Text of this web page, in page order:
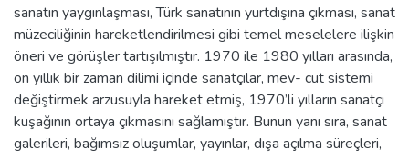
sanatın yaygınlaşması, Türk sanatının yurtdışına çıkması, sanat
müzeciliğinin hareketlendirilmesi gibi temel meselelere ilişkin
öneri ve görüşler tartışılmıştır. 1970 ile 1980 yılları arasında,
on yıllık bir zaman dilimi içinde sanatçılar, mev- cut sistemi
değiştirmek arzusuyla hareket etmiş, 1970’li yılların sanatçı
kuşağının ortaya çıkmasını sağlamıştır. Bunun yanı sıra, sanat
galerileri, bağımsız oluşumlar, yayınlar, dışa açılma süreçleri,